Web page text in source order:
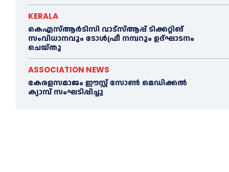
KERALA
കെഎസ്‌ആര്‍ടിസി വാട്‌സ്‌ആപ്പ് ടിക്കറ്റിങ്
സംവിധാനവും ടോള്‍ഫ്രീ നമ്പറും ഉദ്ഘാടനം
ചെയ്തു
ASSOCIATION NEWS
കേരളസമാജം ഈസ്റ്റ് സോണ്‍ മെഡിക്കൽ
ക്യാമ്പ് സംഘടിപ്പിച്ചു